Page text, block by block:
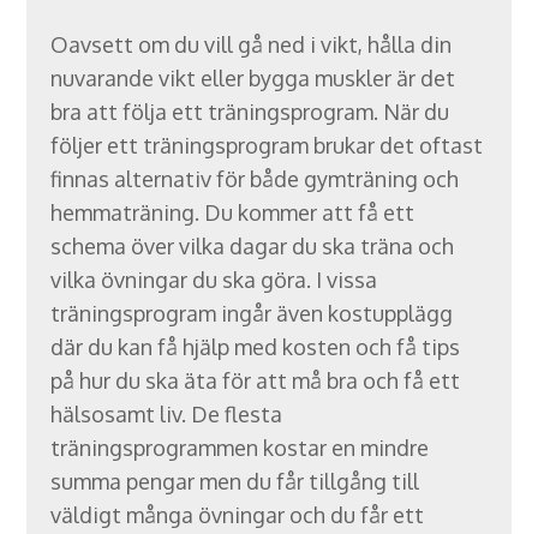
Oavsett om du vill gå ned i vikt, hålla din
nuvarande vikt eller bygga muskler är det
bra att följa ett träningsprogram. När du
följer ett träningsprogram brukar det oftast
finnas alternativ för både gymträning och
hemmaträning. Du kommer att få ett
schema över vilka dagar du ska träna och
vilka övningar du ska göra. I vissa
träningsprogram ingår även kostupplägg
där du kan få hjälp med kosten och få tips
på hur du ska äta för att må bra och få ett
hälsosamt liv. De flesta
träningsprogrammen kostar en mindre
summa pengar men du får tillgång till
väldigt många övningar och du får ett